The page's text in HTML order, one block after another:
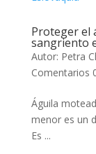
Proteger el
sangriento
Autor: Petra
Comentarios
Águila
menor es un
Es ...